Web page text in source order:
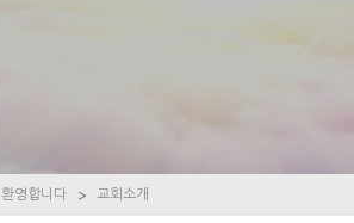
환영합니다 교회소개